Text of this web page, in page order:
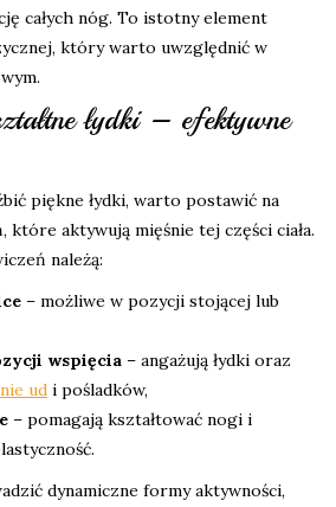
całych nóg. To istotny element
który warto uwzględnić w
łydki – efektywne
piękne łydki, warto postawić na
aktywują mięśnie tej części ciała.
należą:
– możliwe w pozycji stojącej lub
wspięcia – angażują łydki oraz
ud i pośladków,
– pomagają kształtować nogi i
dynamiczne formy aktywności,